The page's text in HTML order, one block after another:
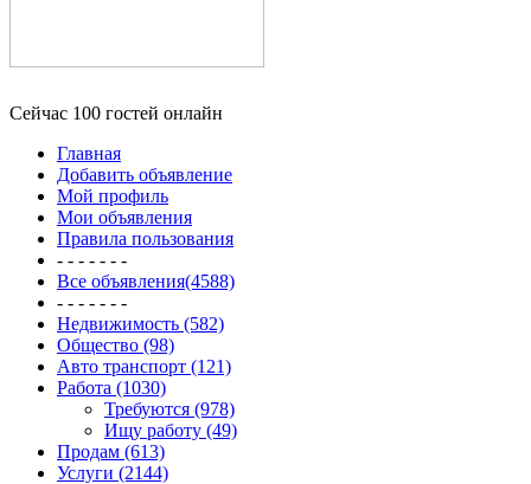
Сейчас 100 гостей онлайн
Главная
Добавить объявление
Мой профиль
Мои объявления
Правила пользования
- - - - - - -
Все объявления(4588)
- - - - - - -
Недвижимость (582)
Общество (98)
Авто транспорт (121)
Работа (1030)
Требуются (978)
Ищу работу (49)
Продам (613)
Услуги (2144)